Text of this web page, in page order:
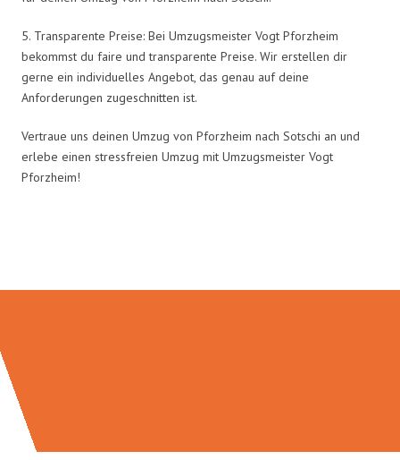
5. Transparente Preise: Bei Umzugsmeister Vogt Pforzheim
bekommst du faire und transparente Preise. Wir erstellen dir
gerne ein individuelles Angebot, das genau auf deine
Anforderungen zugeschnitten ist.
Vertraue uns deinen Umzug von Pforzheim nach Sotschi an und
erlebe einen stressfreien Umzug mit Umzugsmeister Vogt
Pforzheim!